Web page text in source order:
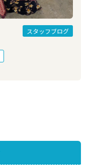
スタッフブログ